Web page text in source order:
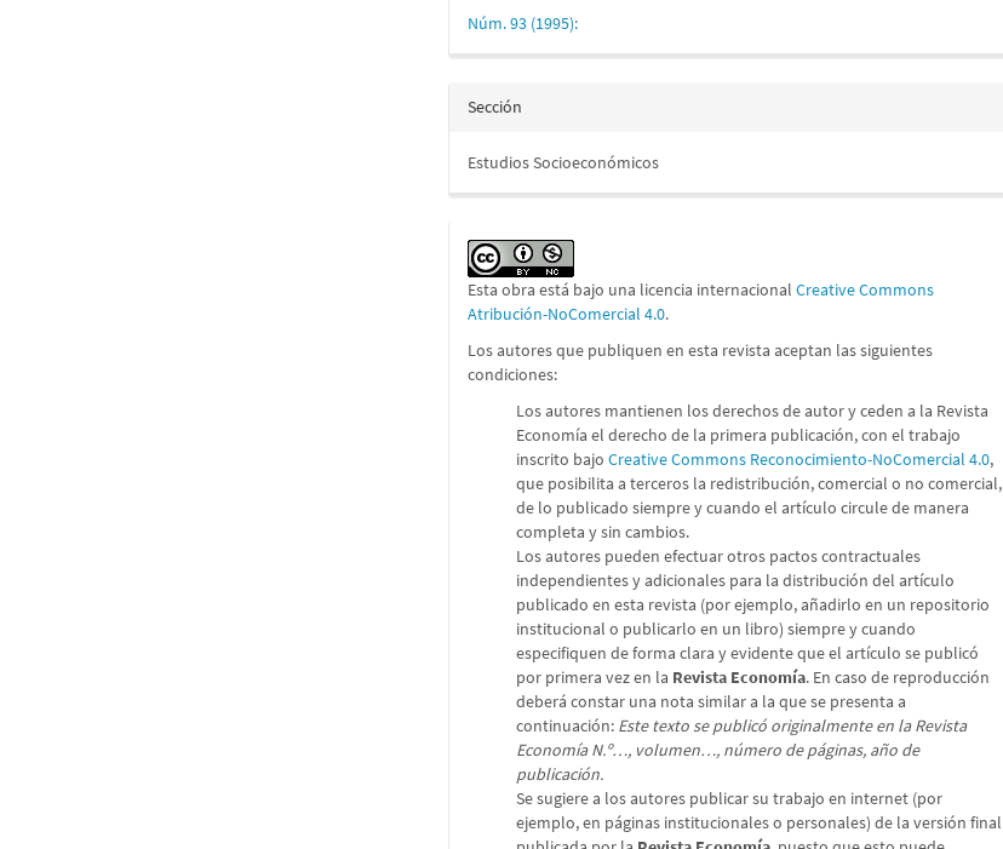
Núm. 93 (1995):
Sección
Estudios Socioeconómicos
Esta obra está bajo una licencia internacionalCreative Commons
Atribución-NoComercial 4.0.
Los autores que publiquen en esta revista aceptan las siguientes
condiciones:
Los autores mantienen los derechos de autor y ceden a la Revista
Economía el derecho de la primera publicación, con el trabajo
inscrito bajoCreative Commons Reconocimiento-NoComercial 4.0,
que posibilita a terceros la redistribución, comercial o no comercial,
de lo publicado siempre y cuando el artículo circule de manera
completa y sin cambios.
Los autores pueden efectuar otros pactos contractuales
independientes y adicionales para la distribución del artículo
publicado en esta revista (por ejemplo, añadirlo en un repositorio
institucional o publicarlo en un libro) siempre y cuando
especifiquen de forma clara y evidente que el artículo se publicó
por primera vez en la Revista Economía. En caso de reproducción
deberá constar una nota similar a la que se presenta a
continuación: Este texto se publicó originalmente en la Revista
Economía N.º…, volumen…, número de páginas, año de
publicación.
Se sugiere a los autores publicar su trabajo en internet (por
ejemplo, en páginas institucionales o personales) de la versión final